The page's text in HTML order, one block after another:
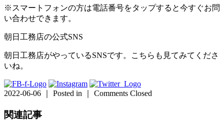
※スマートフォンの方は電話番号をタップすると今すぐお問
い合わせできます。
朝日工務店の公式SNS
朝日工務店がやっているSNSです。こちらも見てみてくださ
いね。
2022-06-06 ｜ Posted in ｜ Comments Closed
関連記事